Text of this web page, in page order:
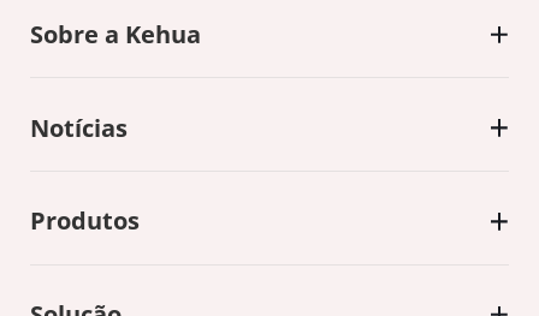
Sobre a Kehua
Notícias
Produtos